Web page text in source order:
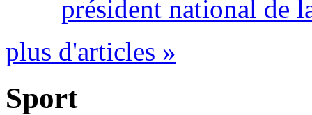
président national de
plus d'articles »
Sport